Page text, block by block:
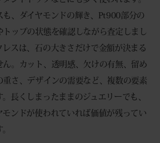
も、ダイヤモンドの輝き、Pt900部分の
トップの状態を確認しながら査定しまし
レスは、石の大きさだけで金額が決まる
ん。カット、透明感、欠けの有無、留め
重さ、デザインの需要など、複数の要素
長くしまったままのジュエリーでも、
モンドが使われていれば価値が残ってい